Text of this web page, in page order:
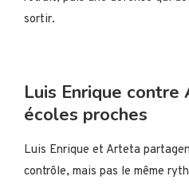
sortir.
Luis Enrique
écoles proches
Luis Enrique et Arteta
contrôle, mais pas le même